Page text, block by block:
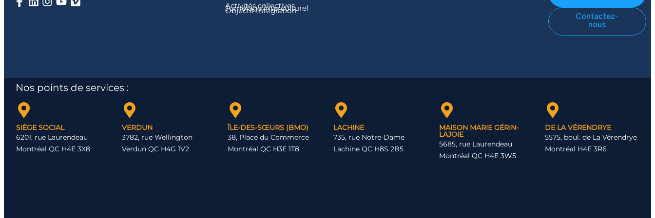
Activités collectives
Jumelage interculturel
Objectif Intégration
Contactez-
nous
Nos points de services :
SIÈGE SOCIAL
6201, rue Laurendeau
Montréal QC H4E 3X8
VERDUN
3782, rue Wellington
Verdun QC H4G 1V2
ÎLE-DES-SŒURS (BMO)
38, Place du Commerce
Montréal QC H3E 1T8
LACHINE
735, rue Notre-Dame
Lachine QC H8S 2B5
MAISON MARIE GÉRIN-
LAJOIE
5685, rue Laurendeau
Montréal QC H4E 3W5
DE LA VÉRENDRYE
5575, boul. de La Vérendrye
Montréal H4E 3R6